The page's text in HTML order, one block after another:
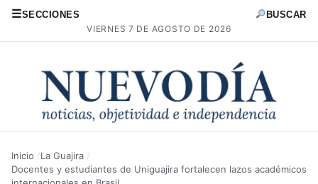
☰SECCIONES
VIERNES 7 DE AGOSTO DE 2026
BUSCAR
Inicio
La Guajira
Docentes y estudiantes de Uniguajira fortalecen lazos académicos